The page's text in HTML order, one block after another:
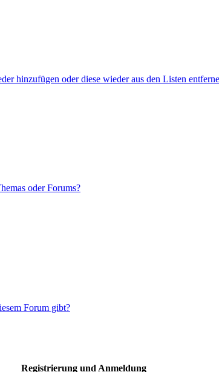
hinzufügen oder diese wieder aus den Listen
oder Forums?
Forum gibt?
Registrierung und Anmeldung